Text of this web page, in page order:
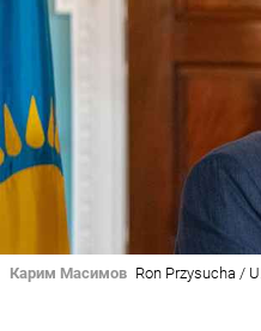
Карим Масимов Ron Przysucha /